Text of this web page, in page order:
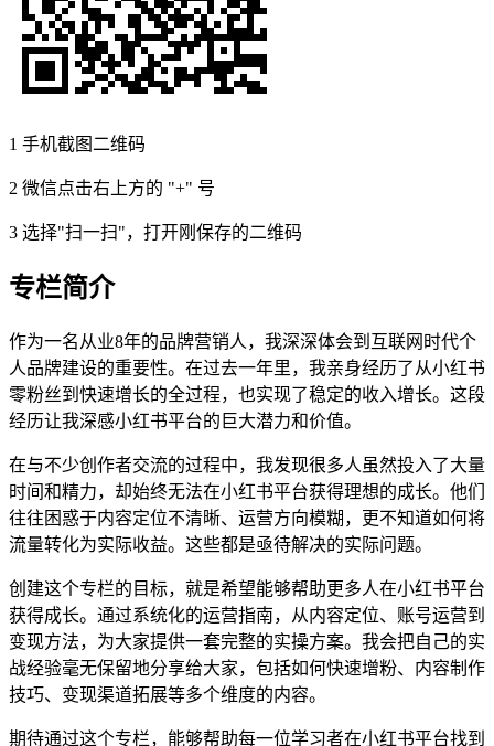
1 手机截图二维码
2 微信点击右上方的 "+" 号
3 选择"扫一扫"，打开刚保存的二维码
专栏简介
作为一名从业8年的品牌营销人，我深深体会到互联网时代个
人品牌建设的重要性。在过去一年里，我亲身经历了从小红书
零粉丝到快速增长的全过程，也实现了稳定的收入增长。这段
经历让我深感小红书平台的巨大潜力和价值。
在与不少创作者交流的过程中，我发现很多人虽然投入了大量
时间和精力，却始终无法在小红书平台获得理想的成长。他们
往往困惑于内容定位不清晰、运营方向模糊，更不知道如何将
流量转化为实际收益。这些都是亟待解决的实际问题。
创建这个专栏的目标，就是希望能够帮助更多人在小红书平台
获得成长。通过系统化的运营指南，从内容定位、账号运营到
变现方法，为大家提供一套完整的实操方案。我会把自己的实
战经验毫无保留地分享给大家，包括如何快速增粉、内容制作
技巧、变现渠道拓展等多个维度的内容。
期待通过这个专栏，能够帮助每一位学习者在小红书平台找到